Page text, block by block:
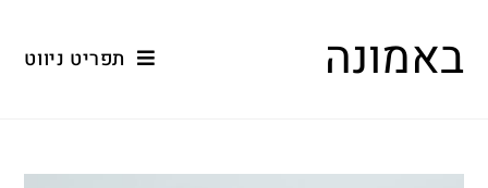
באמונה תפריט ניווט